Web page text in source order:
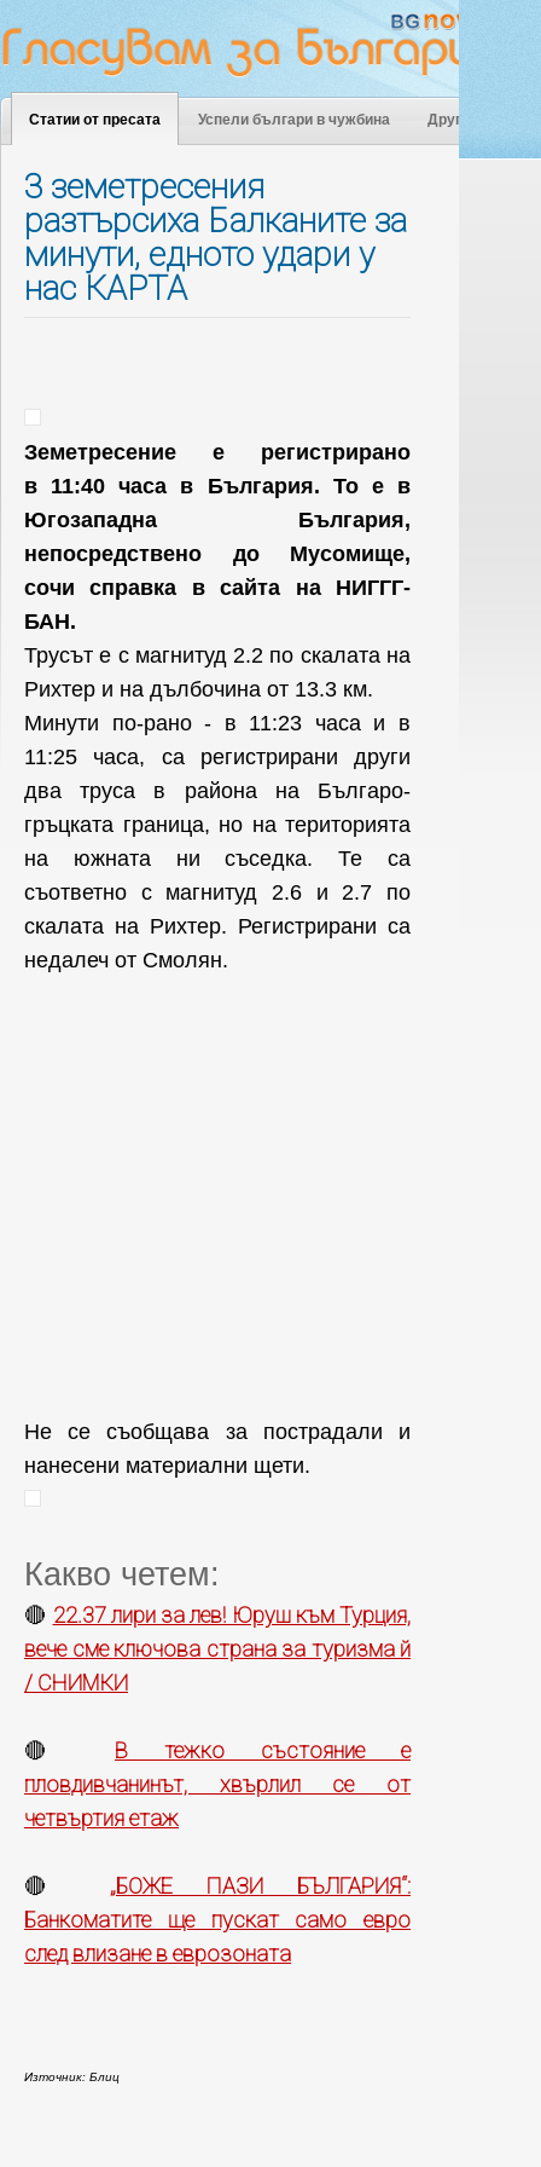
Статии от пресата Успели българи в чужбина Други
3 земетресения
разтърсиха Балканите за
минути, едното удари у
нас КАРТА
Земетресение е регистрирано
в 11:40 часа в България. То е в
Югозападна България,
непосредствено до Мусомище,
сочи справка в сайта на НИГГГ-
БАН.
Трусът е с магнитуд 2.2 по скалата на
Рихтер и на дълбочина от 13.3 км.
Минути по-рано - в 11:23 часа и в
11:25 часа, са регистрирани други
два труса в района на Българо-
гръцката граница, но на територията
на южната ни съседка. Те са
съответно с магнитуд 2.6 и 2.7 по
скалата на Рихтер. Регистрирани са
недалеч от Смолян.
Не се съобщава за пострадали и
нанесени материални щети.
Какво четем:
🔴 22.37 лири за лев! Юруш към Турция,
вече сме ключова страна за туризма й
/ СНИМКИ
🔴 В тежко състояние е
пловдивчанинът, хвърлил се от
четвъртия етаж
🔴 „БОЖЕ ПАЗИ БЪЛГАРИЯ“:
Банкоматите ще пускат само евро
след влизане в еврозоната
Източник: Блиц